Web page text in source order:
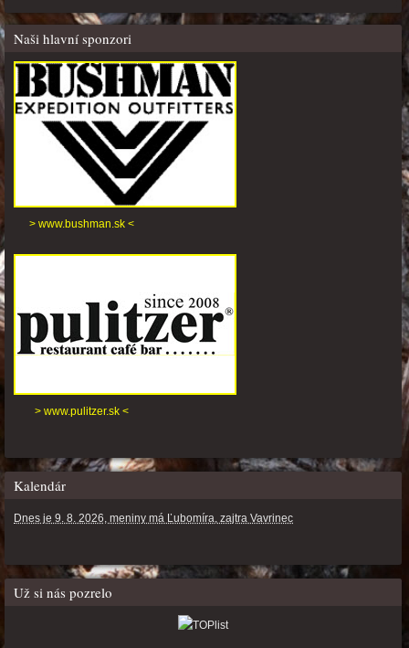
Naši hlavní sponzori
> www.bushman.sk <
> www.pulitzer.sk <
Kalendár
Dnes je 9. 8. 2026, meniny má Ľubomíra, zajtra Vavrinec
Už si nás pozrelo